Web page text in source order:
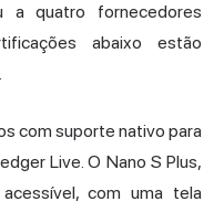
a quatro fornecedores
abaixo estão
com suporte nativo para
Live. O Nano S Plus,
com uma tela